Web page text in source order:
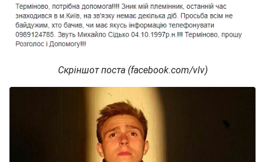
Скріншот поста (facebook.com/vlv)